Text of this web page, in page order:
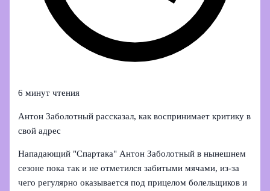
6 минут чтения
Антон Заболотный рассказал, как воспринимает критику в
свой адрес
Нападающий "Спартака" Антон Заболотный в нынешнем
сезоне пока так и не отметился забитыми мячами, из‑за
чего регулярно оказывается под прицелом болельщиков и